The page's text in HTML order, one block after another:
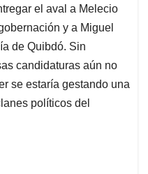
el aval a Melecio
y a Miguel
de Quibdó. Sin
candidaturas aún no
se estaría gestando una
políticos del